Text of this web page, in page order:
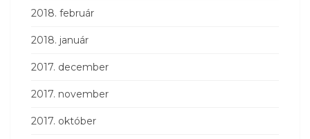
2018. február
2018. január
2017. december
2017. november
2017. október